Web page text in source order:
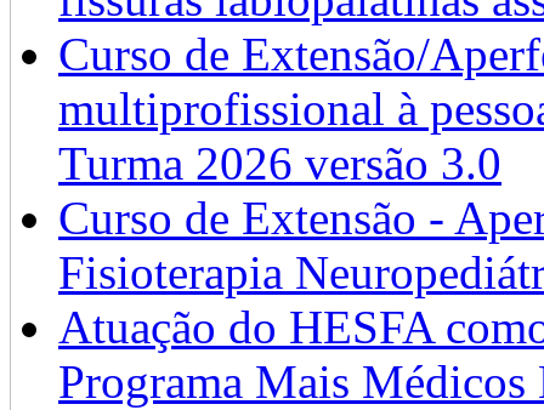
Curso de Extensão/
multiprofissional à
Turma 2026 versão 3.0
Curso de Extensão -
Fisioterapia
Atuação do HESFA
Programa Mais